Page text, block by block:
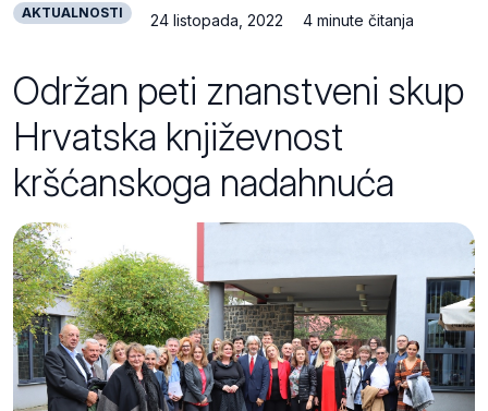
AKTUALNOSTI 24 listopada, 2022 4 minute čitanja
Održan peti znanstveni skup
Hrvatska književnost
kršćanskoga nadahnuća